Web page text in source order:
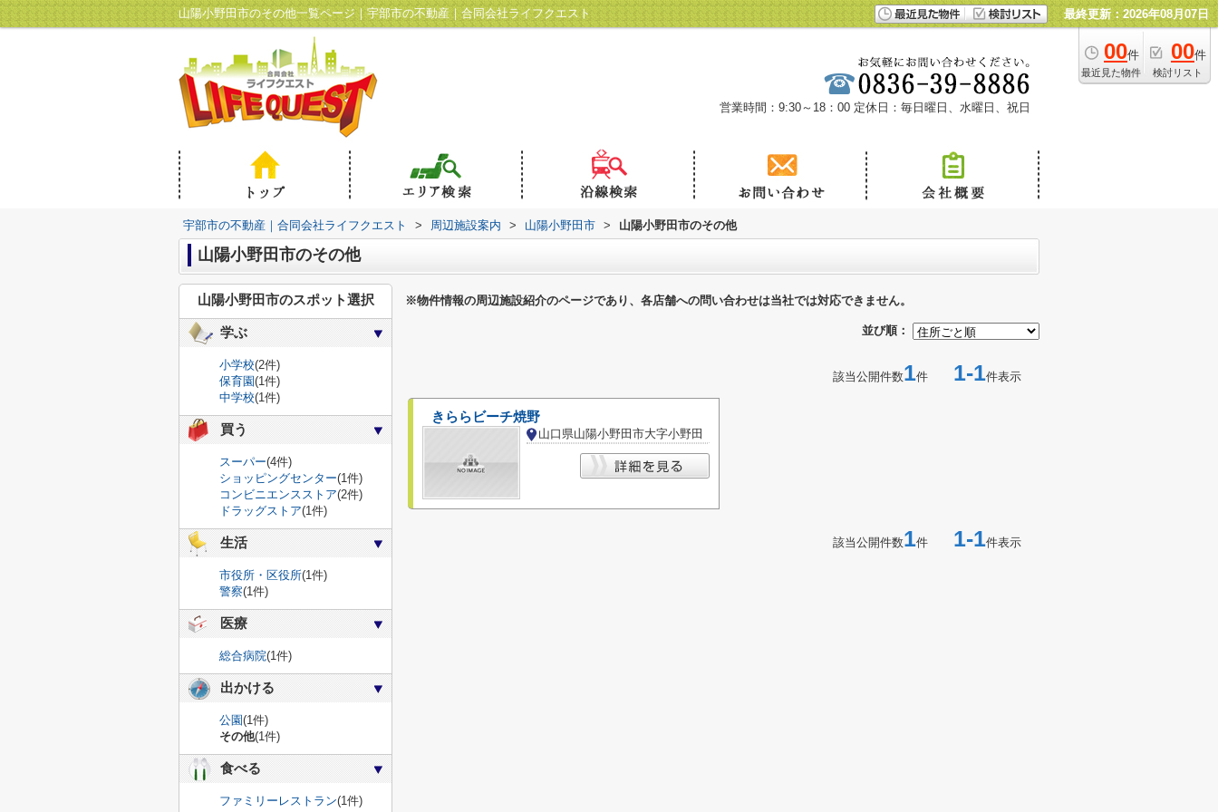
山陽小野田市のその他一覧ページ｜宇部市の不動産｜合同会社ライフクエスト 最終更新：2026年08月07日
00件
最近見た物件
00件
検討リスト
営業時間：9:30～18：00 定休日：毎日曜日、水曜日、祝日
宇部市の不動産｜合同会社ライフクエスト > 周辺施設案内 > 山陽小野田市 > 山陽小野田市のその他
山陽小野田市のその他
※物件情報の周辺施設紹介のページであり、各店舗への問い合わせは当社では対応できません。
並び順：
該当公開件数1件 1-1件表示
きららビーチ焼野
山口県山陽小野田市大字小野田
該当公開件数1件 1-1件表示
山陽小野田市のスポット選択
学ぶ
小学校(2件)
保育園(1件)
中学校(1件)
買う
スーパー(4件)
ショッピングセンター(1件)
コンビニエンスストア(2件)
ドラッグストア(1件)
生活
市役所・区役所(1件)
警察(1件)
医療
総合病院(1件)
出かける
公園(1件)
その他(1件)
食べる
ファミリーレストラン(1件)